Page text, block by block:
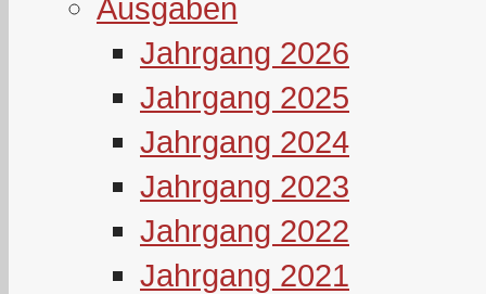
Ausgaben
Jahrgang 2026
Jahrgang 2025
Jahrgang 2024
Jahrgang 2023
Jahrgang 2022
Jahrgang 2021